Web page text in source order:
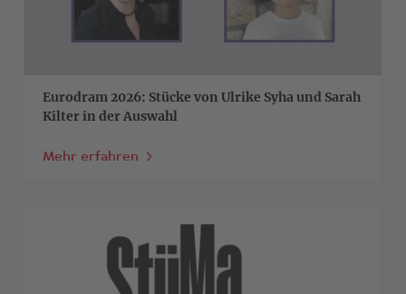
Eurodram 2026: Stücke von Ulrike Syha und Sarah
Kilter in der Auswahl
Mehr erfahren